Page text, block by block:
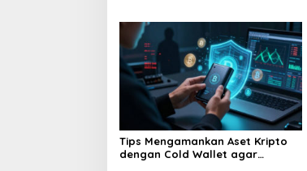
Tips Mengamankan Aset Kripto
dengan Cold Wallet agar